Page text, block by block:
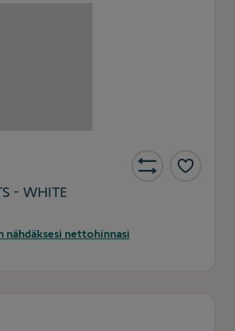
- WHITE
nähdäksesi nettohinnasi